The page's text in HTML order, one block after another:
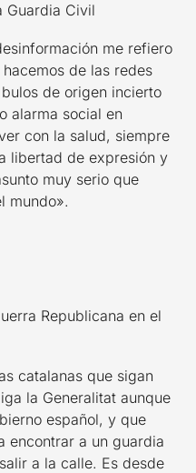
Guardia Civil
me refiero
de las redes
de origen incierto
alarma social en
con la salud, siempre
libertad de expresión y
muy serio que
mundo».
Republicana en el
catalanas que sigan
la Generalitat aunque
español, y que
encontrar a un guardia
a la calle. Es desde